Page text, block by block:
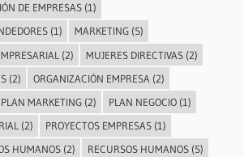
DE EMPRESAS(1)
(1) MARKETING(5)
(2) MUJERES DIRECTIVAS(2)
(2) ORGANIZACIÓN EMPRESA (2)
PLAN MARKETING(2) PLAN NEGOCIO(1)
(2) PROYECTOS EMPRESAS(1)
HUMANOS(2) RECURSOS HUMANOS(5)